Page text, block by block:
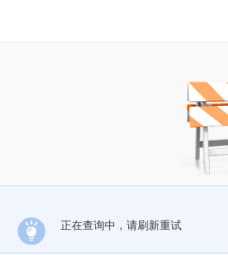
正在查询中，请刷新重试